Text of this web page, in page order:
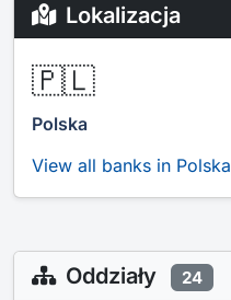
Lokalizacja
🇵🇱
Polska
View all banks in Polska
Oddziały 24